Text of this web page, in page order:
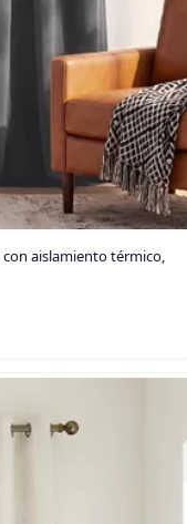
aislamiento térmico,